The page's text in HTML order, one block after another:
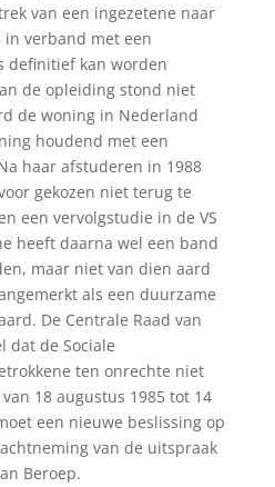
van een ingezetene naar
in verband met een
definitief kan worden
de opleiding stond niet
de woning in Nederland
houdend met een
haar afstuderen in 1988
gekozen niet terug te
een vervolgstudie in de VS
heeft daarna wel een band
maar niet van dien aard
als een duurzame
De Centrale Raad van
dat de Sociale
ten onrechte niet
18 augustus 1985 tot 14
een nieuwe beslissing op
van de uitspraak
Beroep.